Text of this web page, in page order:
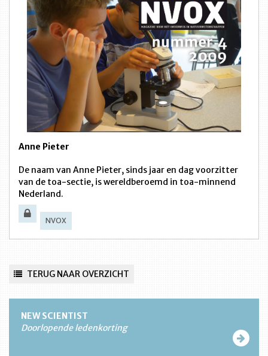
Anne Pieter
De naam van Anne Pieter, sinds jaar en dag voorzitter
van de toa-sectie, is wereldberoemd in toa-minnend
Nederland.
NVOX
TERUG NAAR OVERZICHT
NEW SCIENTIST
Doorlopende ledenkorting